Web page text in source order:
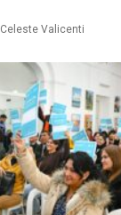
Celeste Valicenti